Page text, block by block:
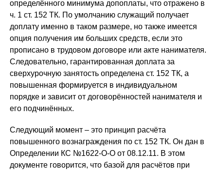
определённого минимума допоплаты, что отражено в
ч. 1 ст. 152 ТК. По умолчанию служащий получает
доплату именно в таком размере, но также имеется
опция получения им больших средств, если это
прописано в трудовом договоре или акте нанимателя.
Следовательно, гарантированная доплата за
сверхурочную занятость определена ст. 152 ТК, а
повышенная формируется в индивидуальном
порядке и зависит от договорённостей нанимателя и
его подчинённых.
Следующий момент – это принцип расчёта
повышенного вознаграждения по ст. 152 ТК. Он дан в
Определении КС №1622-О-О от 08.12.11. В этом
документе говорится, что базой для расчётов при